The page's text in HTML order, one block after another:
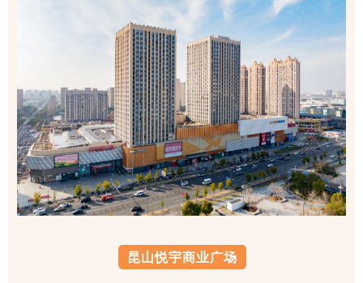
昆山悦宇商业广场